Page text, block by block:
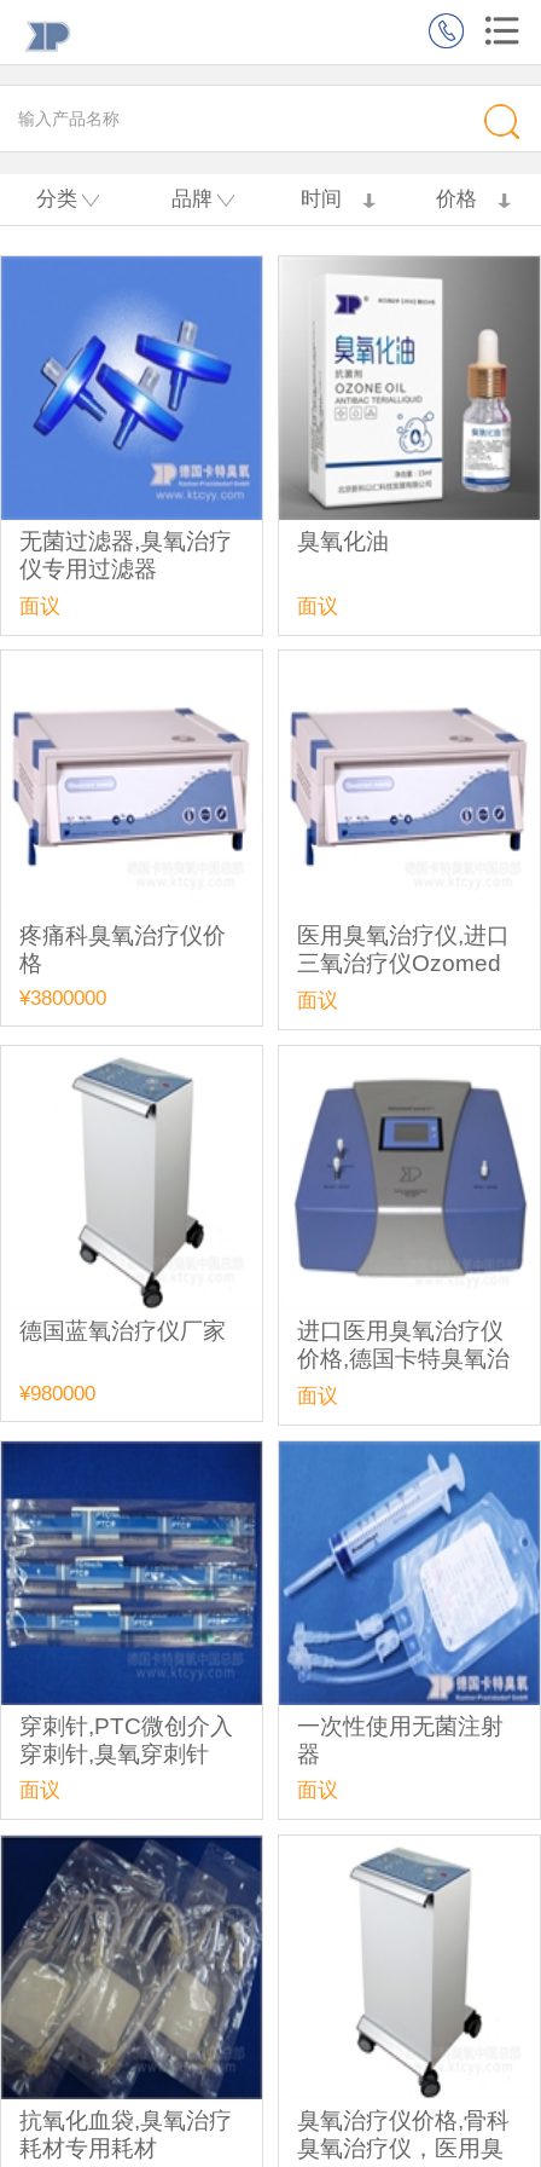
分类 品牌 时间 价格
无菌过滤器,臭氧治疗
仪专用过滤器
面议
臭氧化油
面议
疼痛科臭氧治疗仪价
格
¥3800000
医用臭氧治疗仪,进口
三氧治疗仪Ozomed
Basic
面议
德国蓝氧治疗仪厂家
¥980000
进口医用臭氧治疗仪
价格,德国卡特臭氧治
疗仪智能型Ozomed
Smart
面议
穿刺针,PTC微创介入
穿刺针,臭氧穿刺针
面议
一次性使用无菌注射
器
面议
抗氧化血袋,臭氧治疗
耗材专用耗材
臭氧治疗仪价格,骨科
臭氧治疗仪，医用臭